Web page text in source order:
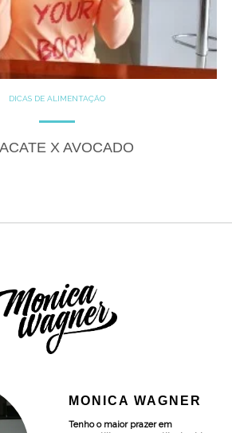
DICAS DE ALIMENTAÇÃO
X AVOCADO
MONICA WAGNER
Tenho o maior prazer em